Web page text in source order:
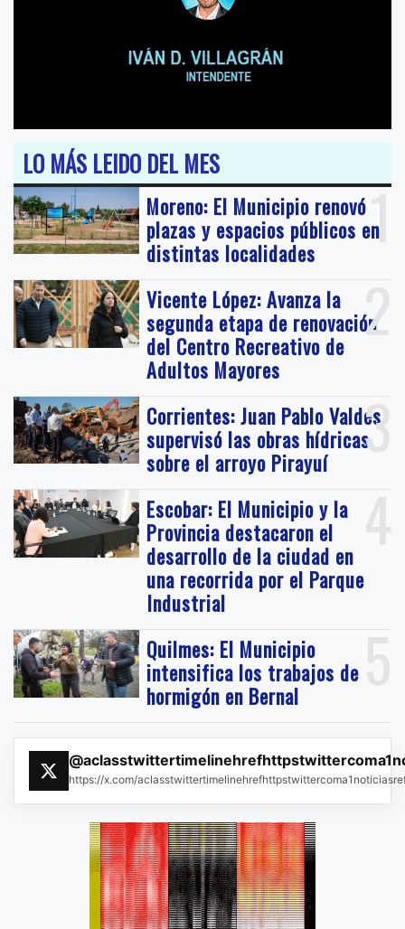
LO MÁS LEIDO DEL MES
1
Moreno: El Municipio renovó
plazas y espacios públicos en
distintas localidades
2
Vicente López: Avanza la
segunda etapa de renovación
del Centro Recreativo de
Adultos Mayores
3
Corrientes: Juan Pablo Valdés
supervisó las obras hídricas
sobre el arroyo Pirayuí
4
Escobar: El Municipio y la
Provincia destacaron el
desarrollo de la ciudad en
una recorrida por el Parque
Industrial
5
Quilmes: El Municipio
intensifica los trabajos de
hormigón en Bernal
https://x.com/